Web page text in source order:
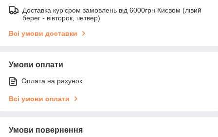
Доставка кур'єром замовлень від 6000грн Києвом (лівий
берег - вівторок, четвер)
Всі умови доставки
Умови оплати
Оплата на рахунок
Всі умови оплати
Умови повернення